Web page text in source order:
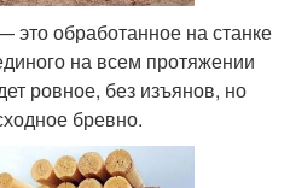
обработанное на станке
на всем протяжении
ровное, без изъянов, но
бревно.